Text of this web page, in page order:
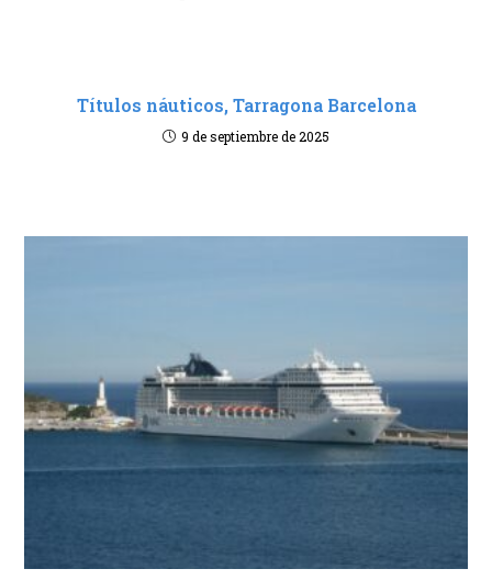
Títulos náuticos, Tarragona Barcelona
9 de septiembre de 2025